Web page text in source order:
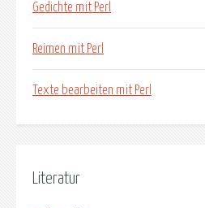
Gedichte mit Perl
Reimen mit Perl
Texte bearbeiten mit Perl
Literatur